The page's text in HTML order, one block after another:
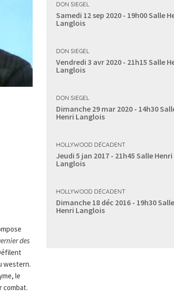
des
western.
le
combat.
DON SIEGEL
Samedi 12 sep 2020 - 19h00Salle
Langlois
DON SIEGEL
Vendredi 3 avr 2020 - 21h15 Salle
Langlois
DON SIEGEL
Dimanche 29 mar 2020 - 14h30
Henri Langlois
HOLLYWOOD DÉCADENT
Jeudi 5 jan 2017 - 21h45 Salle Henri
Langlois
HOLLYWOOD DÉCADENT
Dimanche 18 déc 2016 - 19h30Salle
Henri Langlois